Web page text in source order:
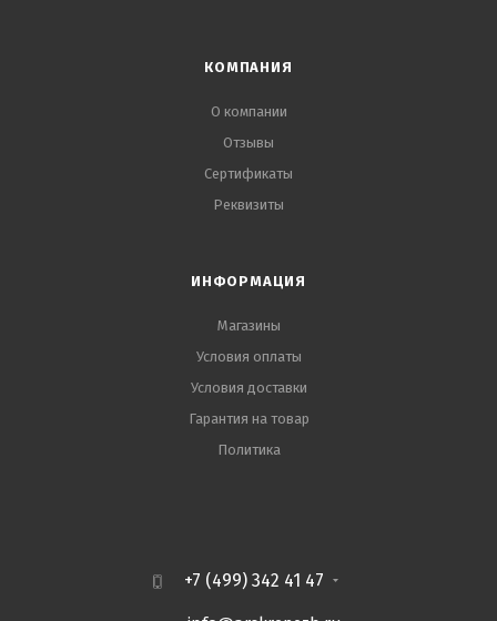
КОМПАНИЯ
О компании
Отзывы
Сертификаты
Реквизиты
ИНФОРМАЦИЯ
Магазины
Условия оплаты
Условия доставки
Гарантия на товар
Политика
+7 (499) 342 41 47